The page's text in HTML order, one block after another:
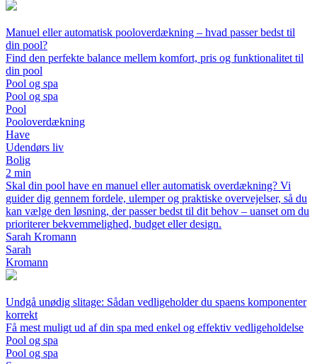
Manuel eller automatisk pooloverdækning – hvad passer bedst til
din pool?
Find den perfekte balance mellem komfort, pris og funktionalitet til
din pool
Pool og spa
Pool og spa
Pool
Pooloverdækning
Have
Udendørs liv
Bolig
2 min
Skal din pool have en manuel eller automatisk overdækning? Vi
guider dig gennem fordele, ulemper og praktiske overvejelser, så du
kan vælge den løsning, der passer bedst til dit behov – uanset om du
prioriterer bekvemmelighed, budget eller design.
Sarah Kromann
Sarah
Kromann
Undgå unødig slitage: Sådan vedligeholder du spaens komponenter
korrekt
Få mest muligt ud af din spa med enkel og effektiv vedligeholdelse
Pool og spa
Pool og spa